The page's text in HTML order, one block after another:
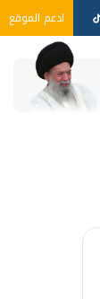
ادعم الموقع